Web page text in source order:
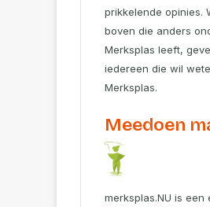
prikkelende opinies.
boven die anders
Merksplas leeft,
iedereen die wil
Merksplas.
Meedoen
merksplas.NU is